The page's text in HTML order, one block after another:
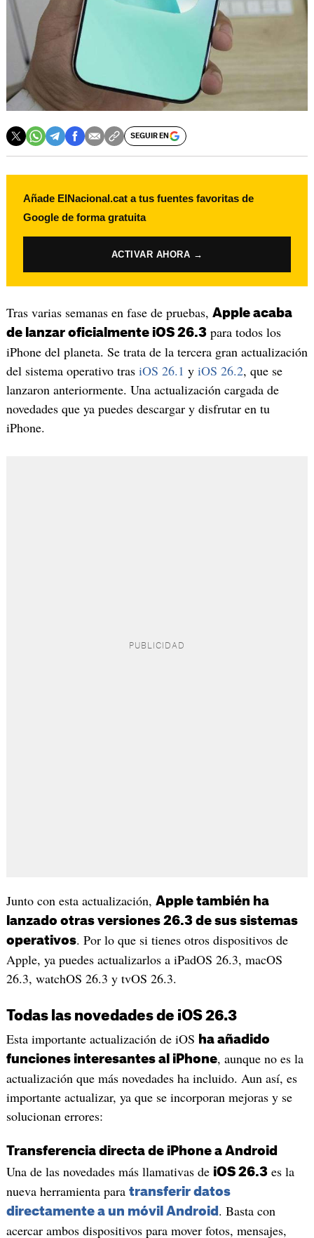
SEGUIR EN
Añade ElNacional.cat a tus fuentes favoritas de
Google de forma gratuita
ACTIVAR AHORA →
Tras varias semanas en fase de pruebas, Apple acaba
de lanzar oficialmente iOS 26.3para todos los
iPhone del planeta. Se trata de la tercera gran actualización
del sistema operativo tras iOS 26.1 y iOS 26.2, que se
lanzaron anteriormente. Una actualización cargada de
novedades que ya puedes descargar y disfrutar en tu
iPhone.
Junto con esta actualización, Apple también ha
lanzado otras versiones 26.3 de sus sistemas
operativos. Por lo que si tienes otros dispositivos de
Apple, ya puedes actualizarlos a iPadOS 26.3, macOS
26.3, watchOS 26.3 y tvOS 26.3.
Todas las novedades de iOS 26.3
Esta importante actualización de iOS ha añadido
funciones interesantes al iPhone, aunque no es la
actualización que más novedades ha incluido. Aun así, es
importante actualizar, ya que se incorporan mejoras y se
solucionan errores:
Transferencia directa de iPhone a Android
Una de las novedades más llamativas de iOS 26.3es la
nueva herramienta para transferir datos
directamente a un móvil Android . Basta con
acercar ambos dispositivos para mover fotos, mensajes,